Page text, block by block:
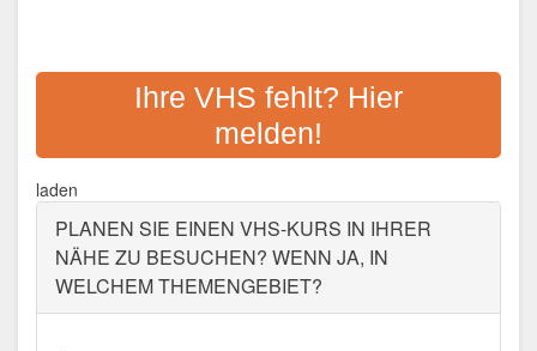
AKTUELLES FORUM
VOLKSHOCHSCHULE
Vagedesstraße 2, 48683 Ahaus
Aktualisiert: August 2021
Ihre VHS fehlt? Hier
melden!
laden
PLANEN SIE EINEN VHS-KURS IN IHRER
NÄHE ZU BESUCHEN? WENN JA, IN
WELCHEM THEMENGEBIET?